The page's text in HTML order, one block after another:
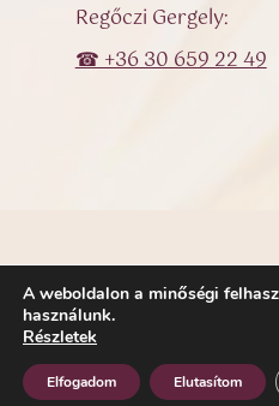
Regőczi Gergely:
☎ +36 30 659 22 49
© Finda Ékszer – Egyedi
A weboldalon a minőségi
használunk.
Részletek
Elfogadom Elutasítom